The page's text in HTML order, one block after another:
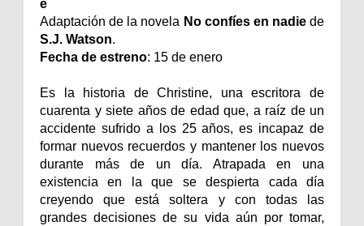
e
Adaptación de la novela No confíes en nadiede
S.J. Watson.
Fecha de estreno: 15 de enero
Es la historia de Christine, una escritora de
cuarenta y siete años de edad que, a raíz de un
accidente sufrido a los 25 años, es incapaz de
formar nuevos recuerdos y mantener los nuevos
durante más de un día. Atrapada en una
existencia en la que se despierta cada día
creyendo que está soltera y con todas las
grandes decisiones de su vida aún por tomar,